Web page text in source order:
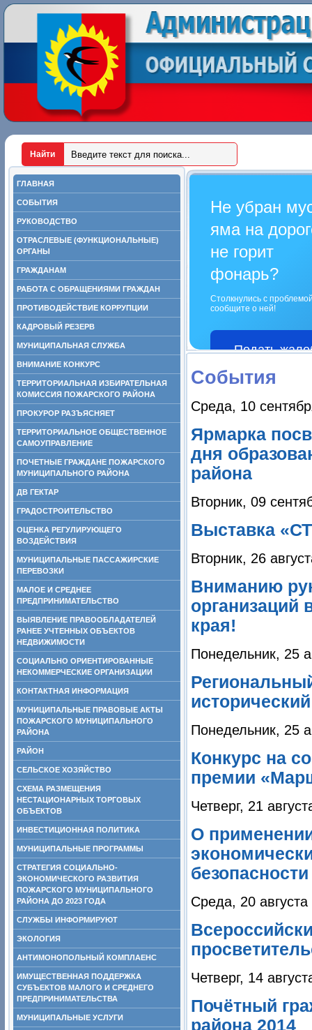
ГЛАВНАЯ
СОБЫТИЯ
РУКОВОДСТВО
ОТРАСЛЕВЫЕ (ФУНКЦИОНАЛЬНЫЕ)
ОРГАНЫ
ГРАЖДАНАМ
РАБОТА С ОБРАЩЕНИЯМИ ГРАЖДАН
ПРОТИВОДЕЙСТВИЕ КОРРУПЦИИ
КАДРОВЫЙ РЕЗЕРВ
МУНИЦИПАЛЬНАЯ СЛУЖБА
ВНИМАНИЕ КОНКУРС
ТЕРРИТОРИАЛЬНАЯ ИЗБИРАТЕЛЬНАЯ
КОМИССИЯ ПОЖАРСКОГО РАЙОНА
ПРОКУРОР РАЗЪЯСНЯЕТ
ТЕРРИТОРИАЛЬНОЕ ОБЩЕСТВЕННОЕ
САМОУПРАВЛЕНИЕ
ПОЧЕТНЫЕ ГРАЖДАНЕ ПОЖАРСКОГО
МУНИЦИПАЛЬНОГО РАЙОНА
ДВ ГЕКТАР
ГРАДОСТРОИТЕЛЬСТВО
ОЦЕНКА РЕГУЛИРУЮЩЕГО
ВОЗДЕЙСТВИЯ
МУНИЦИПАЛЬНЫЕ ПАССАЖИРСКИЕ
ПЕРЕВОЗКИ
МАЛОЕ И СРЕДНЕЕ
ПРЕДПРИНИМАТЕЛЬСТВО
ВЫЯВЛЕНИЕ ПРАВООБЛАДАТЕЛЕЙ
РАНЕЕ УЧТЕННЫХ ОБЪЕКТОВ
НЕДВИЖИМОСТИ
СОЦИАЛЬНО ОРИЕНТИРОВАННЫЕ
НЕКОММЕРЧЕСКИЕ ОРГАНИЗАЦИИ
КОНТАКТНАЯ ИНФОРМАЦИЯ
МУНИЦИПАЛЬНЫЕ ПРАВОВЫЕ АКТЫ
ПОЖАРСКОГО МУНИЦИПАЛЬНОГО
РАЙОНА
РАЙОН
СЕЛЬСКОЕ ХОЗЯЙСТВО
СХЕМА РАЗМЕЩЕНИЯ
НЕСТАЦИОНАРНЫХ ТОРГОВЫХ
ОБЪЕКТОВ
ИНВЕСТИЦИОННАЯ ПОЛИТИКА
МУНИЦИПАЛЬНЫЕ ПРОГРАММЫ
СТРАТЕГИЯ СОЦИАЛЬНО-
ЭКОНОМИЧЕСКОГО РАЗВИТИЯ
ПОЖАРСКОГО МУНИЦИПАЛЬНОГО
РАЙОНА ДО 2023 ГОДА
СЛУЖБЫ ИНФОРМИРУЮТ
ЭКОЛОГИЯ
АНТИМОНОПОЛЬНЫЙ КОМПЛАЕНС
ИМУЩЕСТВЕННАЯ ПОДДЕРЖКА
СУБЪЕКТОВ МАЛОГО И СРЕДНЕГО
ПРЕДПРИНИМАТЕЛЬСТВА
МУНИЦИПАЛЬНЫЕ УСЛУГИ
Не убран
яма на
не горит
фонарь?
Столкнулись с
сообщите о ней!
Подать
События
Среда, 10
Ярмарка
дня
района
Вторник, 09
Выставка
Вторник, 26
Вниманию
организаций
края!
Понедельник, 25
Понедельник, 25
Конкурс на
премии
Четверг, 21
О
Среда, 20
Четверг, 14
Почётный
района 2014